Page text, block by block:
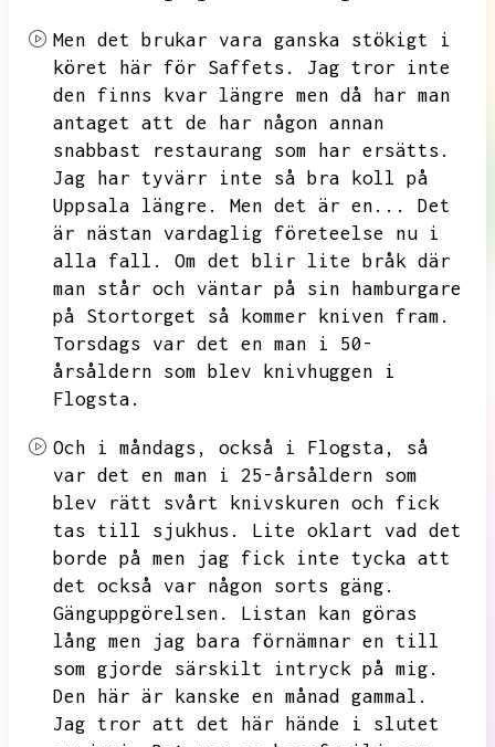
Men det brukar vara ganska stökigt i
köret här för Saffets.
Jag tror inte
den finns kvar längre men då har man
antaget att de har någon annan
snabbast restaurang som har ersätts.
Jag har tyvärr inte så bra koll på
Uppsala längre.
Men det är en...
Det
är nästan vardaglig företeelse nu i
alla fall.
Om det blir lite bråk där
man står och väntar på sin hamburgare
på Stortorget så kommer kniven fram.
Torsdags var det en man i 50-
årsåldern som blev knivhuggen i
Flogsta.
Och i måndags, också i Flogsta,
så
var det en man i 25-årsåldern som
blev rätt svårt knivskuren och fick
tas till sjukhus.
Lite oklart vad det
borde på men jag fick inte tycka att
det också var någon sorts gäng.
Gänguppgörelsen.
Listan kan göras
lång men jag bara förnämnar en till
som gjorde särskilt intryck på mig.
Den här är kanske en månad gammal.
Jag tror att det här hände i slutet